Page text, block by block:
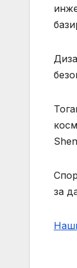
за